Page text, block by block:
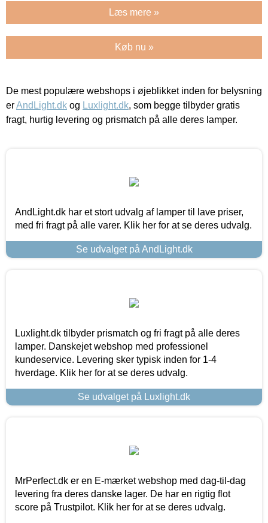
Læs mere »
Køb nu »
De mest populære webshops i øjeblikket inden for belysning
erAndLight.dk og Luxlight.dk, som begge tilbyder gratis
fragt, hurtig levering og prismatch på alle deres lamper.
AndLight.dk har et stort udvalg af lamper til lave priser,
med fri fragt på alle varer. Klik her for at se deres udvalg.
Se udvalget på AndLight.dk
Luxlight.dk tilbyder prismatch og fri fragt på alle deres
lamper. Danskejet webshop med professionel
kundeservice. Levering sker typisk inden for 1-4
hverdage. Klik her for at se deres udvalg.
Se udvalget på Luxlight.dk
MrPerfect.dk er en E-mærket webshop med dag-til-dag
levering fra deres danske lager. De har en rigtig flot
score på Trustpilot. Klik her for at se deres udvalg.